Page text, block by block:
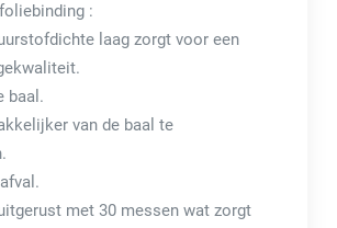
:
laag zorgt voor een
baal.
van de baal te
met 30 messen wat zorgt